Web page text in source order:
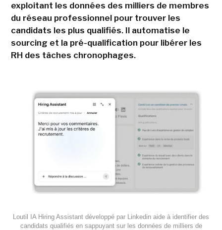
exploitant les données des milliers de membres
du réseau professionnel pour trouver les
candidats les plus qualifiés. Il automatise le
sourcing et la pré-qualification pour libérer les
RH des tâches chronophages.
Loutil IA Hiring Assistant développé par Linkedin aide à identifier des
candidats qualifiés en sappuyant sur les données de milliers de